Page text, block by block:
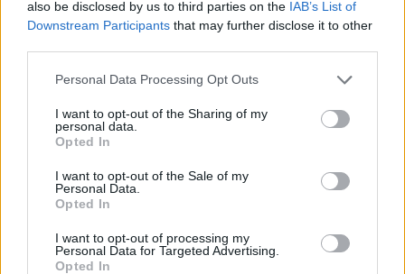
also be disclosed by us to third parties on the IAB’s List of
Downstream Participants that may further disclose it to other
Personal Data Processing Opt Outs
I want to opt-out of the Sharing of my
personal data.
Opted In
I want to opt-out of the Sale of my
Personal Data.
Opted In
I want to opt-out of processing my
Personal Data for Targeted Advertising.
Opted In